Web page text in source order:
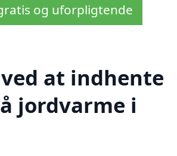
og uforpligtende
at indhente
jordvarme i